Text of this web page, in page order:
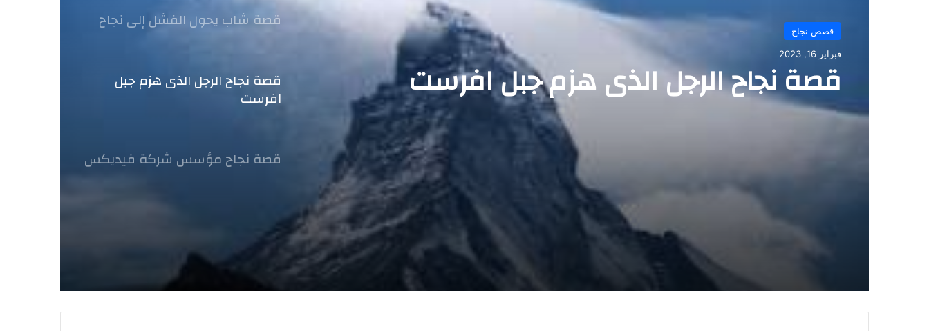
قصص نجاح
فبراير 16, 2023
قصة نجاح الرجل الذى هزم جبل افرست
قصة شاب يحول الفشل إلى نجاح
قصة نجاح الرجل الذى هزم جبل
افرست
قصة نجاح مؤسس شركة فيديكس